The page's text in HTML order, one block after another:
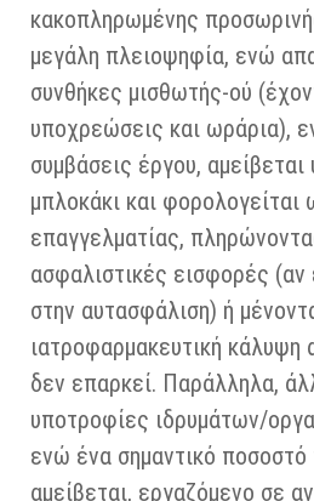
κακοπληρωμένης
μεγάλη πλειοψηφία, ενώ
συνθήκες μισθωτής-ού
υποχρεώσεις και ωράρια),
συμβάσεις έργου,
μπλοκάκι και
επαγγελματίας,
ασφαλιστικές εισφορές (αν
στην αυτασφάλιση) ή
ιατροφαρμακευτική κάλυψη
δεν επαρκεί. Παράλληλα,
υποτροφίες ιδρυμάτων/
ενώ ένα σημαντικό ποσοστό
αμείβεται, εργαζόμενο σε